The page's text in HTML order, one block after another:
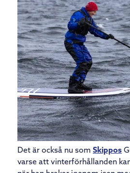
Det är också nu som Skippos
varse att vinterförhållanden